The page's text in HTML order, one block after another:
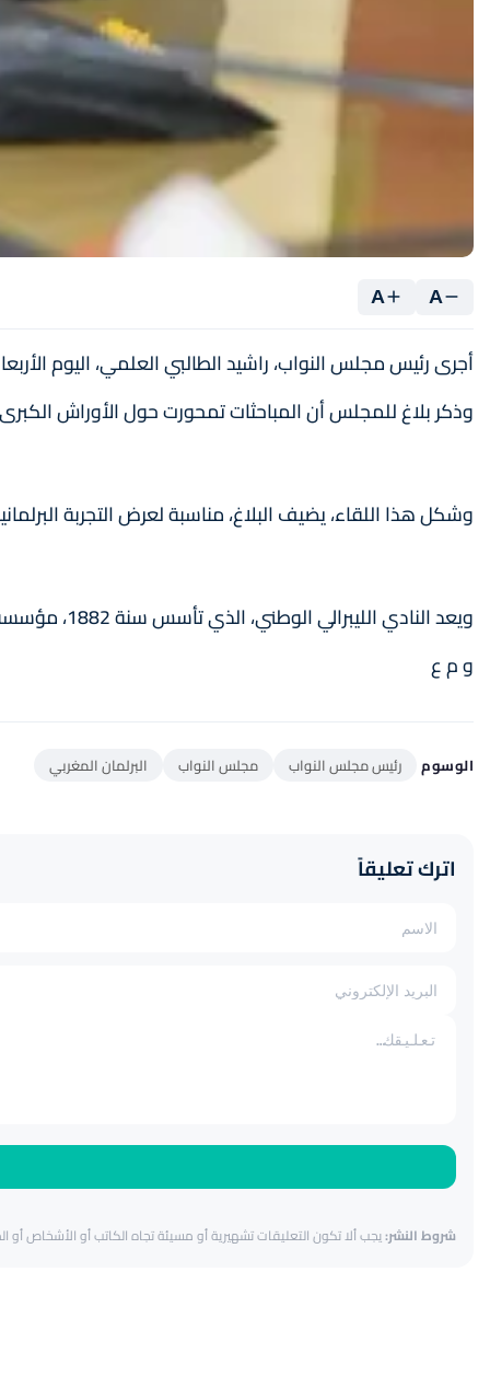
A
A
أجرى رئيس مجلس النواب، راشيد الطالبي العلمي، اليوم
وذكر بلاغ للمجلس أن المباحثات تمحورت حول الأوراش الكبرى
وشكل هذا اللقاء، يضيف البلاغ، مناسبة لعرض التجربة
ويعد النادي الليبرالي الوطني، الذي تأسس سنة 1882، مؤسسة ذات أهمية تاريخية بالمملكة المتحدة، إذ يضم شخصيات سياسية وأساتذة وجامعيين وإعلاميين ومهنيين، كما يعتبر فضاء للحوار والتواصل الثقافي وتبادل الأفكار والآراء.
و م ع
الوسوم رئيس مجلس النواب مجلس النواب البرلمان المغربي
اترك تعليقاً
شروط النشر:يجب ألا تكون التعليقات تشهيرية أو مسيئة تجاه الكاتب أو الأشخاص أو